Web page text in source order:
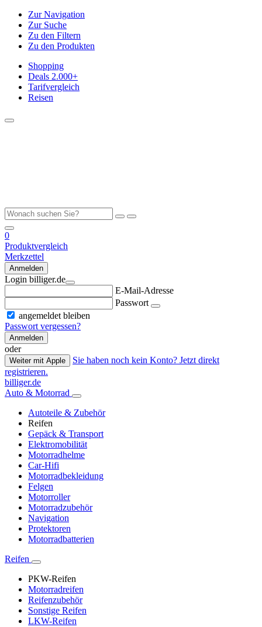
Zur Navigation
Zur Suche
Zu den Filtern
Zu den Produkten
Shopping
Deals 2.000+
Tarifvergleich
Reisen
0
Produktvergleich
Merkzettel
Anmelden
Login billiger.de
E-Mail-Adresse
Passwort
angemeldet bleiben
Passwort vergessen?
Anmelden
oder
Weiter mit Apple
Sie haben noch kein Konto? Jetzt direkt
registrieren.
billiger.de
Auto & Motorrad
Autoteile & Zubehör
Reifen
Gepäck & Transport
Elektromobilität
Motorradhelme
Car-Hifi
Motorradbekleidung
Felgen
Motorroller
Motorradzubehör
Navigation
Protektoren
Motorradbatterien
Reifen
PKW-Reifen
Motorradreifen
Reifenzubehör
Sonstige Reifen
LKW-Reifen